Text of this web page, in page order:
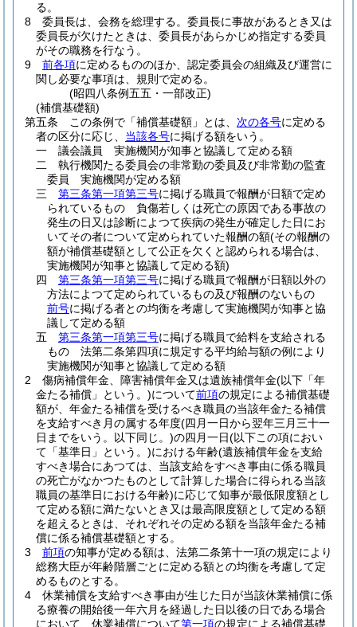
る。
8
委員長は、会務を総理する。 委員長に事故があるとき又は
委員長が欠けたときは、委員長があらかじめ指定する委員
がその職務を行なう。
9
前各項に定めるもののほか、認定委員会の組織及び運営に
関し必要な事項は、規則で定める。
(昭四八条例五五・一部改正)
(補償基礎額)
第五条
この条例で「補償基礎額」とは、 次の各号に定める
者の区分に応じ、 当該各号に掲げる額をいう。
一
議会議員 実施機関が知事と協議して定める額
二
執行機関たる委員会の非常勤の委員及び非常勤の監査
委員 実施機関が定める額
三
第三条第一項第三号に掲げる職員で報酬が日額で定め
られているもの 負傷若しくは死亡の原因である事故の
発生の日又は診断によつて疾病の発生が確定した日にお
いてその者について定められていた報酬の額(その報酬の
額が補償基礎額として公正を欠くと認められる場合は、
実施機関が知事と協議して定める額)
四
第三条第一項第三号に掲げる職員で報酬が日額以外の
方法によつて定められているもの及び報酬のないもの
前号に掲げる者との均衡を考慮して実施機関が知事と協
議して定める額
五
第三条第一項第三号に掲げる職員で給料を支給される
もの 法第二条第四項に規定する平均給与額の例により
実施機関が知事と協議して定める額
2
傷病補償年金、障害補償年金又は遺族補償年金(以下「年
金たる補償」という。)について前項の規定による補償基礎
額が、年金たる補償を受けるべき職員の当該年金たる補償
を支給すべき月の属する年度(四月一日から翌年三月三十一
日までをいう。以下同じ。)の四月一日(以下この項におい
て「基準日」という。)における年齢(遺族補償年金を支給
すべき場合にあつては、当該支給をすべき事由に係る職員
の死亡がなかつたものとして計算した場合に得られる当該
職員の基準日における年齢)に応じて知事が最低限度額とし
て定める額に満たないとき又は最高限度額として定める額
を超えるときは、それぞれその定める額を当該年金たる補
償に係る補償基礎額とする。
3
前項の知事が定める額は、法第二条第十一項の規定により
総務大臣が年齢階層ごとに定める額との均衡を考慮して定
めるものとする。
4
休業補償を支給すべき事由が生じた日が当該休業補償に係
る療養の開始後一年六月を経過した日以後の日である場合
において、休業補償について第一項の規定による補償基礎